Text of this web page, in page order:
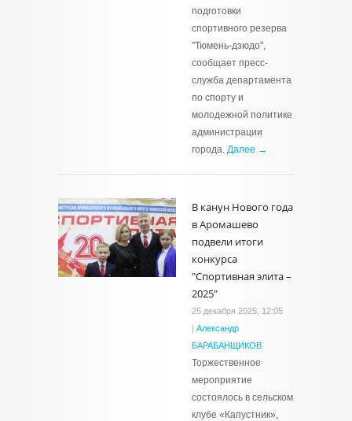
подготовки
спортивного резерва
"Тюмень-дзюдо",
сообщает пресс-
служба департамента
по спорту и
молодежной политике
администрации
города. Далее →
В канун Нового года
в Аромашево
подвели итоги
конкурса
"Спортивная элита –
2025"
25 декабря 2025, 12:05
| Александр
БАРАБАНЩИКОВ
Торжественное
мероприятие
состоялось в сельском
клубе «Капустник»,